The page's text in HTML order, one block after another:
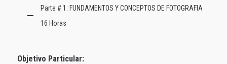
Parte # 1: FUNDAMENTOS Y CONCEPTOS DE FOTOGRAFIA
16 Horas
Objetivo Particular: